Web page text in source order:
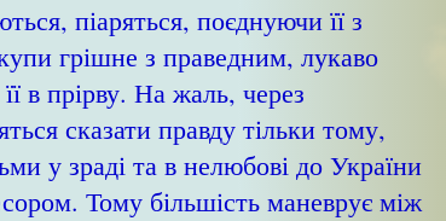
піаряться, поєднуючи її з
грішне з праведним, лукаво
в прірву. На жаль, через
сказати правду тільки тому,
у зраді та в нелюбові до України
Тому більшість маневрує між